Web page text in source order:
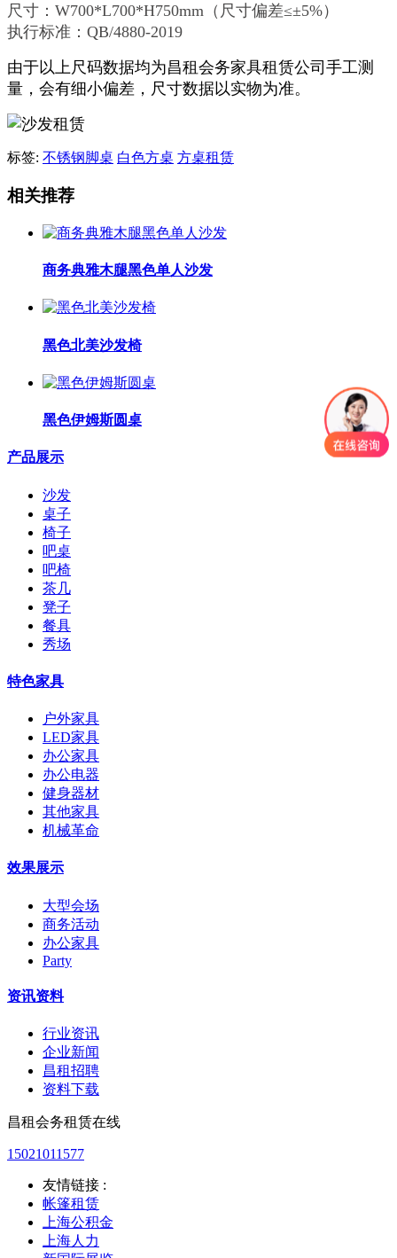
尺寸：W700*L700*H750mm（尺寸偏差≤±5%）
执行标准：QB/4880-2019
由于以上尺码数据均为昌租会务家具租赁公司手工测
量，会有细小偏差，尺寸数据以实物为准。
标签: 不锈钢脚桌 白色方桌 方桌租赁
相关推荐
商务典雅木腿黑色单人沙发
黑色北美沙发椅
黑色伊姆斯圆桌
产品展示
沙发
桌子
椅子
吧桌
吧椅
茶几
凳子
餐具
秀场
特色家具
户外家具
LED家具
办公家具
办公电器
健身器材
其他家具
机械革命
效果展示
大型会场
商务活动
办公家具
Party
资讯资料
行业资讯
企业新闻
昌租招聘
资料下载
昌租会务租赁在线
15021011577
友情链接 :
帐篷租赁
上海公积金
上海人力